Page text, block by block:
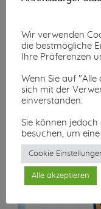
Wir verwenden
die bestmögliche
Ihre Präferenzen
Wenn Sie auf "Alle
sich mit der
einverstanden.
Sie können jedoch
besuchen, um
Cookie
Alle akzeptieren